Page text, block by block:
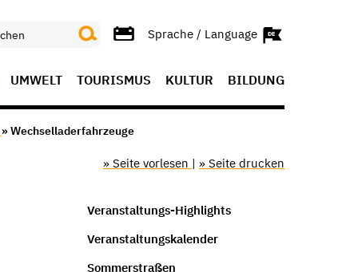
Sprache / Language
UMWELT TOURISMUS KULTUR BILDUNG
» Wechselladerfahrzeuge
» Seite vorlesen | » Seite drucken
Veranstaltungs-Highlights
Veranstaltungskalender
Sommerstraßen